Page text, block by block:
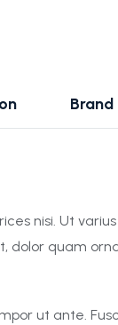
Brand
nisi. Ut
quam
ut ante.